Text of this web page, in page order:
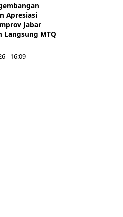
Apresiasi
Jabar
Langsung MTQ
- 16:09